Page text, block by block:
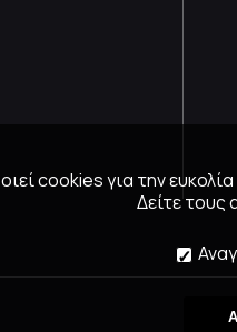
cookies για την
Δείτε τους